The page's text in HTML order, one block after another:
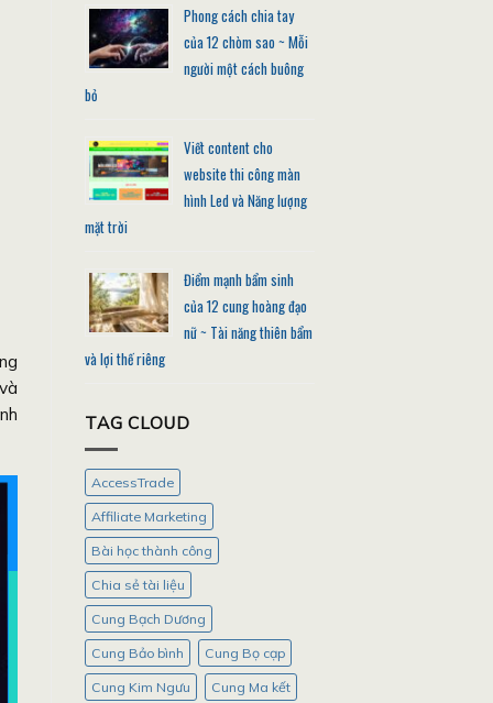
Phong cách chia tay
của 12 chòm sao ~ Mỗi
người một cách buông
bỏ
Viết content cho
website thi công màn
hình Led và Năng lượng
mặt trời
Điểm mạnh bẩm sinh
của 12 cung hoàng đạo
nữ ~ Tài năng thiên bẩm
và lợi thế riêng
TAG CLOUD
AccessTrade
Affiliate Marketing
Bài học thành công
Chia sẻ tài liệu
Cung Bạch Dương
Cung Bảo bình Cung Bọ cạp
Cung Kim Ngưu Cung Ma kết